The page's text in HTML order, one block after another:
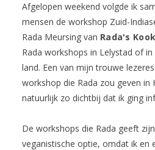
Afgelopen weekend volgde ik
mensen de workshop Zuid-
Rada Meursing van Rada's
Rada workshops in Lelystad of
land. Een van mijn trouwe
workshop die Rada zou geven in
natuurlijk zo dichtbij dat ik ging
De workshops die Rada geeft
veganistische optie, omdat ik en